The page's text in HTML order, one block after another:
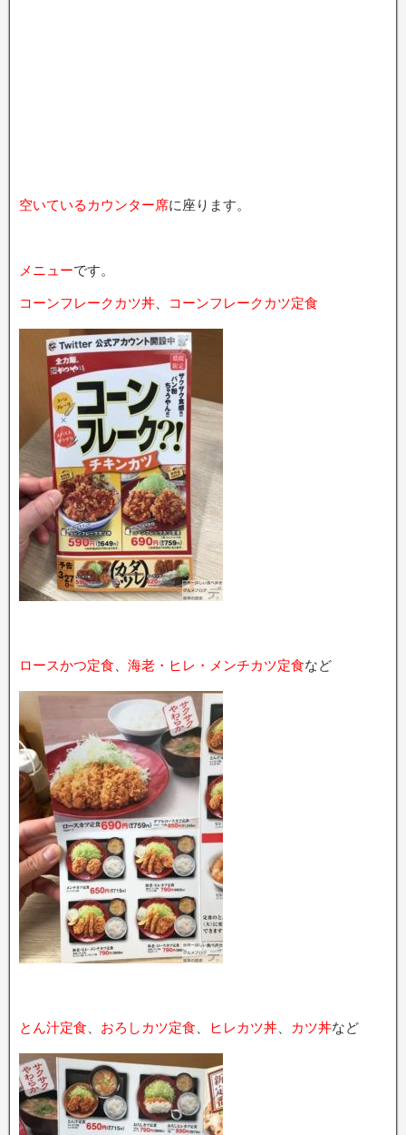
空いているカウンター席に座ります。
メニューです。
コーンフレークカツ丼 コーンフレークカツ定食
ロースかつ定食 海老・ヒレ・メンチカツ定食など
とん汁定食 おろしカツ定食 ヒレカツ丼 カツ丼など